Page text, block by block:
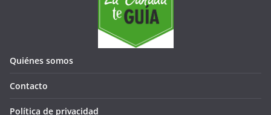
Quiénes somos
Contacto
Política de privacidad